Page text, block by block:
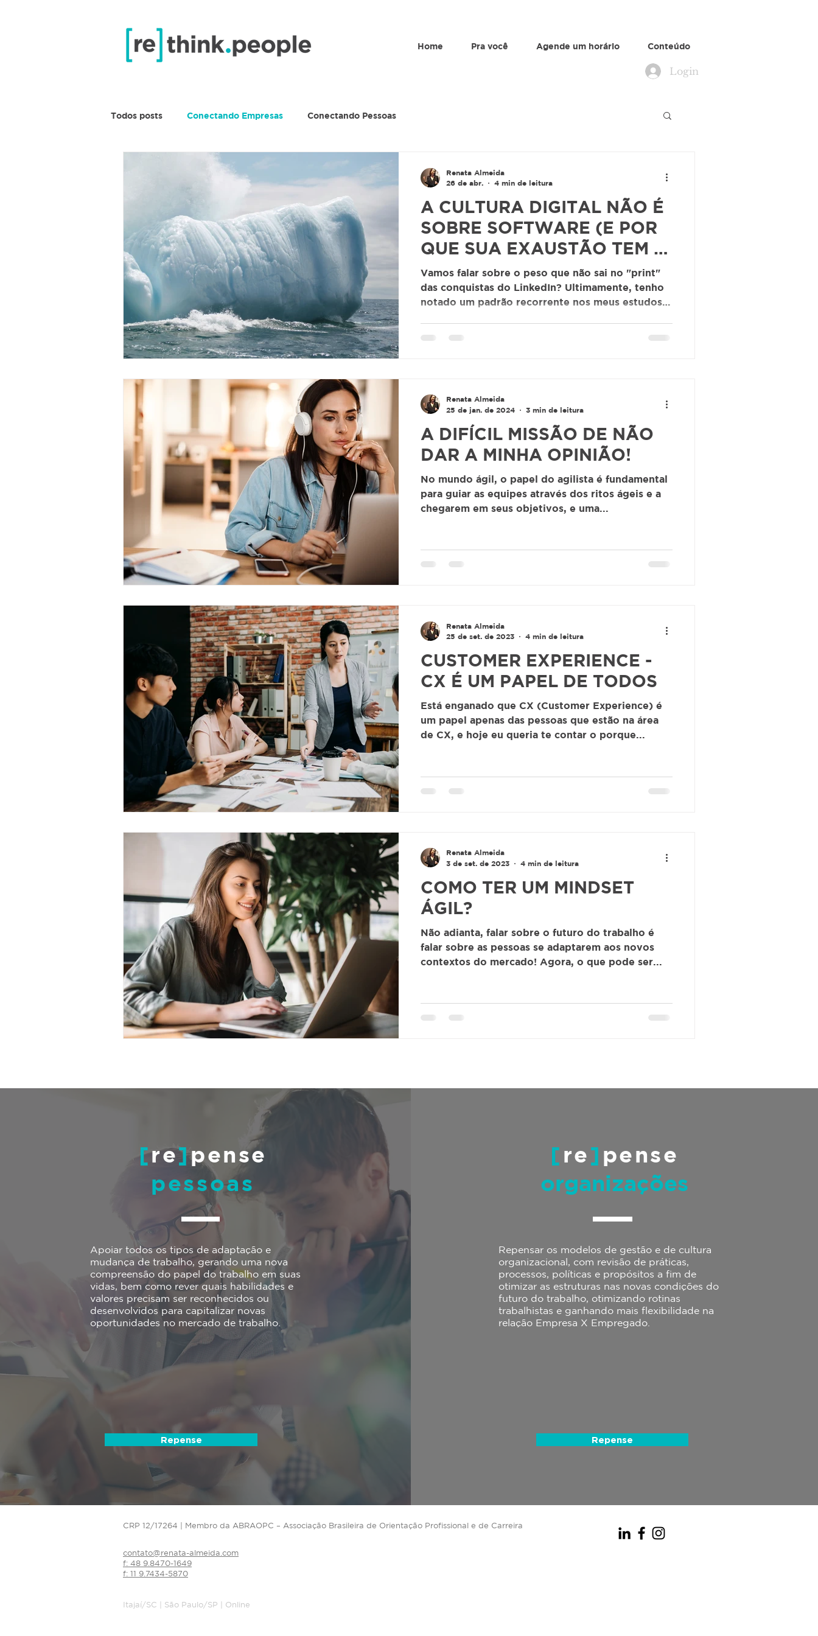
Home Pra você Agende um horário Conteúdo
Login
Todos posts Conectando Empresas Conectando Pessoas
A CULTURA DIGITAL NÃO É
SOBRE SOFTWARE (E POR
QUE SUA EXAUSTÃO TEM A
VER COM ISSO)
Vamos falar sobre o peso que não sai no "print"
das conquistas do LinkedIn? Ultimamente, tenho
notado um padrão recorrente nos meus estudos,
assertividade ao automatizar deveres e tarefas,
Renata Almeida
26 de abr.
4 min de leitura
A DIFÍCIL MISSÃO DE NÃO
DAR A MINHA OPINIÃO!
No mundo ágil, o papel do agilista é fundamental
para guiar as equipes através dos ritos ágeis e a
chegarem em seus objetivos, e uma...
Renata Almeida
25 de jan. de 2024
3 min de leitura
CUSTOMER EXPERIENCE -
CX É UM PAPEL DE TODOS
Está enganado que CX (Customer Experience) é
um papel apenas das pessoas que estão na área
de CX, e hoje eu queria te contar o porque...
Renata Almeida
25 de set. de 2023
4 min de leitura
COMO TER UM MINDSET
ÁGIL?
Não adianta, falar sobre o futuro do trabalho é
falar sobre as pessoas se adaptarem aos novos
contextos do mercado! Agora, o que pode ser...
Renata Almeida
3 de set. de 2023
4 min de leitura
[re]pense
pessoas
Apoiar todos os tipos de adaptação e
mudança de trabalho, gerando uma nova
compreensão do papel do trabalho em suas
vidas, bem como rever quais habilidades e
valores precisam ser reconhecidos ou
desenvolvidos para capitalizar novas
oportunidades no mercado de trabalho.
Repense
[re] pense
organizações
Repensar os modelos de gestão e de cultura
organizacional, com revisão de práticas,
processos, políticas e propósitos a fim de
otimizar as estruturas nas novas condições do
futuro do trabalho, otimizando rotinas
trabalhistas e ganhando mais flexibilidade na
relação Empresa X Empregado.
Repense
CRP 12/17264 | Membro da ABRAOPC – Associação Brasileira de Orientação Profissional e de Carreira
Itajaí/SC | São Paulo/SP | Online
contato@renata-almeida.com
f: 48 9.8470-1649
f: 11 9.7434-5870